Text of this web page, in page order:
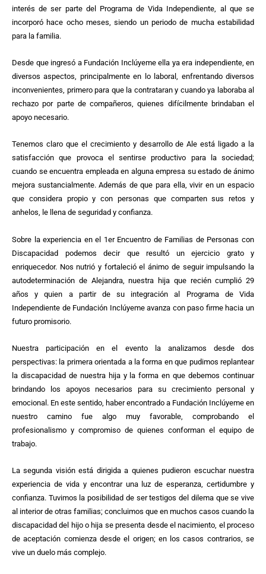
interés de ser parte del Programa de Vida Independiente, al que se
incorporó hace ocho meses, siendo un periodo de mucha estabilidad
para la familia.
Desde que ingresó a Fundación Inclúyeme ella ya era independiente, en
diversos aspectos, principalmente en lo laboral, enfrentando diversos
inconvenientes, primero para que la contrataran y cuando ya laboraba al
rechazo por parte de compañeros, quienes difícilmente brindaban el
apoyo necesario.
Tenemos claro que el crecimiento y desarrollo de Ale está ligado a la
satisfacción que provoca el sentirse productivo para la sociedad;
cuando se encuentra empleada en alguna empresa su estado de ánimo
mejora sustancialmente. Además de que para ella, vivir en un espacio
que considera propio y con personas que comparten sus retos y
anhelos, le llena de seguridad y confianza.
Sobre la experiencia en el 1er Encuentro de Familias de Personas con
Discapacidad podemos decir que resultó un ejercicio grato y
enriquecedor. Nos nutrió y fortaleció el ánimo de seguir impulsando la
autodeterminación de Alejandra, nuestra hija que recién cumplió 29
años y quien a partir de su integración al Programa de Vida
Independiente de Fundación Inclúyeme avanza con paso firme hacia un
futuro promisorio.
Nuestra participación en el evento la analizamos desde dos
perspectivas: la primera orientada a la forma en que pudimos replantear
la discapacidad de nuestra hija y la forma en que debemos continuar
brindando los apoyos necesarios para su crecimiento personal y
emocional. En este sentido, haber encontrado a Fundación Inclúyeme en
nuestro camino fue algo muy favorable, comprobando el
profesionalismo y compromiso de quienes conforman el equipo de
trabajo.
La segunda visión está dirigida a quienes pudieron escuchar nuestra
experiencia de vida y encontrar una luz de esperanza, certidumbre y
confianza. Tuvimos la posibilidad de ser testigos del dilema que se vive
al interior de otras familias; concluimos que en muchos casos cuando la
discapacidad del hijo o hija se presenta desde el nacimiento, el proceso
de aceptación comienza desde el origen; en los casos contrarios, se
vive un duelo más complejo.